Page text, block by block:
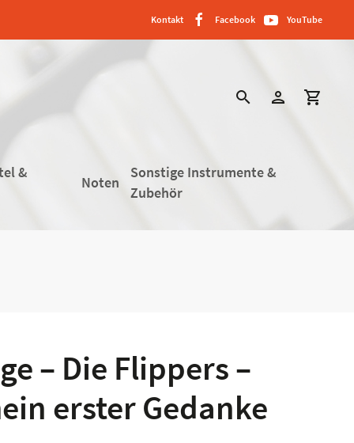
Kontakt Facebook YouTube
search person shopping_cart
&
Noten
Sonstige Instrumente &
Zubehör
– Die Flippers –
erster Gedanke